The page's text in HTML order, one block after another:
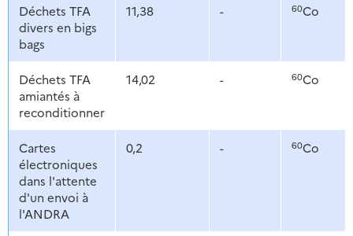
Déchets TFA
divers en bigs
bags
11,38 - 60Co
Déchets TFA
amiantés à
reconditionner
14,02 - 60Co
Cartes
électroniques
dans l'attente
d'un envoi à
l'ANDRA
0,2 - 60Co